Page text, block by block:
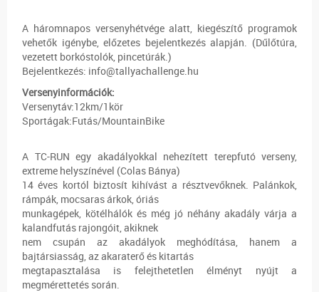
A háromnapos versenyhétvége alatt, kiegészítő programok
vehetők igénybe, előzetes bejelentkezés alapján. (Dűlőtúra,
vezetett borkóstolók, pincetúrák.)
Bejelentkezés: info@tallyachallenge.hu
Versenyinformációk:
Versenytáv:12km/1kör
Sportágak:Futás/MountainBike
A TC-RUN egy akadályokkal nehezített terepfutó verseny,
extreme helyszínével (Colas Bánya)
14 éves kortól biztosít kihívást a résztvevőknek. Palánkok,
rámpák, mocsaras árkok, óriás
munkagépek, kötélhálók és még jó néhány akadály várja a
kalandfutás rajongóit, akiknek
nem csupán az akadályok meghódítása, hanem a
bajtársiasság, az akaraterő és kitartás
megtapasztalása is felejthetetlen élményt nyújt a
megmérettetés során.